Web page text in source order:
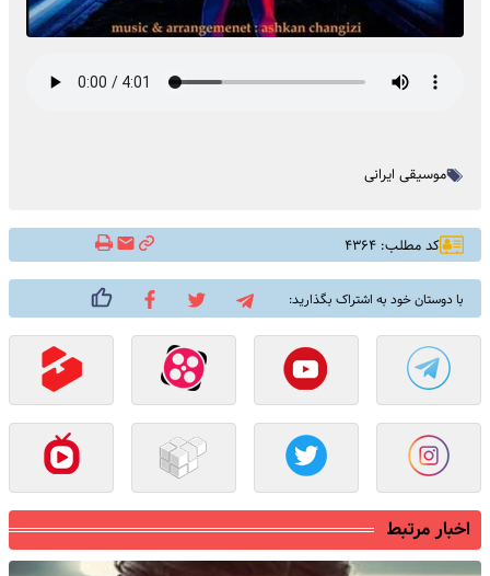
موسیقی ایرانی
کد مطلب: ۴۳۶۴
با دوستان خود به اشتراک بگذارید:
اخبار مرتبط